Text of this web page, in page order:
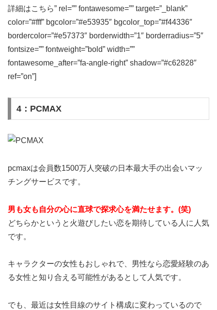
詳細はこちら” rel=”” fontawesome=”” target=”_blank”
color=”#fff” bgcolor=”#e53935″ bgcolor_top=”#f44336″
bordercolor=”#e57373″ borderwidth=”1″ borderradius=”5″
fontsize=”” fontweight=”bold” width=””
fontawesome_after=”fa-angle-right” shadow=”#c62828″
ref=”on”]
4：PCMAX
pcmaxは会員数1500万人突破の日本最大手の出会いマッ
チングサービスです。
男も女も自分の心に直球で探求心を満たせます。(笑)
どちらかというと火遊びしたい恋を期待している人に人気
です。
キャラクターの女性もおしゃれで、男性なら恋愛経験のあ
る女性と知り合える可能性があるとして人気です。
でも、最近は女性目線のサイト構成に変わっているので